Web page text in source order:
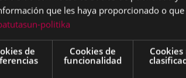
que les haya proporcionado o que
politika
de
Cookies de
funcionalidad
Cookies